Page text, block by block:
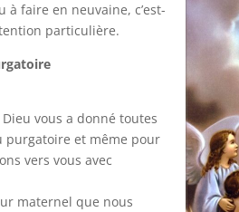
faire en neuvaine, c’est-
particulière.
vous a donné toutes
purgatoire et même pour
vers vous avec
maternel que nous